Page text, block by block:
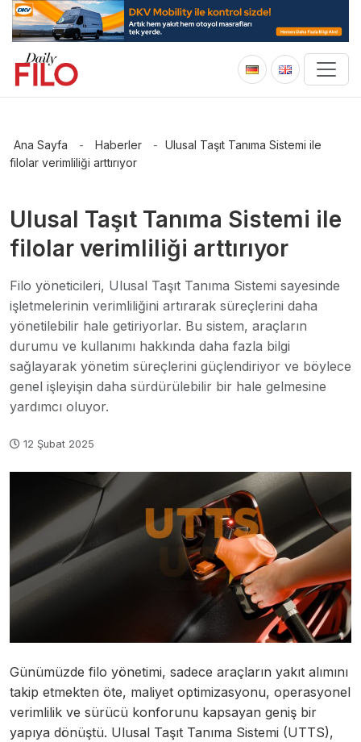
Ana Sayfa - Haberler - Ulusal Taşıt Tanıma Sistemi ile
filolar verimliliği arttırıyor
Ulusal Taşıt Tanıma Sistemi ile
filolar verimliliği arttırıyor
Filo yöneticileri, Ulusal Taşıt Tanıma Sistemi sayesinde
işletmelerinin verimliliğini artırarak süreçlerini daha
yönetilebilir hale getiriyorlar. Bu sistem, araçların
durumu ve kullanımı hakkında daha fazla bilgi
sağlayarak yönetim süreçlerini güçlendiriyor ve böylece
genel işleyişin daha sürdürülebilir bir hale gelmesine
yardımcı oluyor.
12 Şubat 2025
Günümüzde filo yönetimi, sadece araçların yakıt alımını
takip etmekten öte, maliyet optimizasyonu, operasyonel
verimlilik ve sürücü konforunu kapsayan geniş bir
yapıya dönüştü. Ulusal Taşıt Tanıma Sistemi (UTTS),